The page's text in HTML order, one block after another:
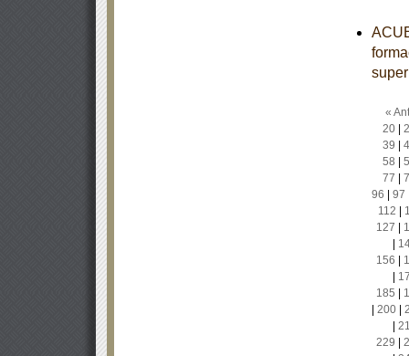
«
20|
39
58
77
96
97
112
127
156
185
200|
229